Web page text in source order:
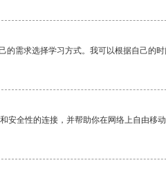
需求选择学习方式。我可以根据自己的时
安全性的连接，并帮助你在网络上自由移动